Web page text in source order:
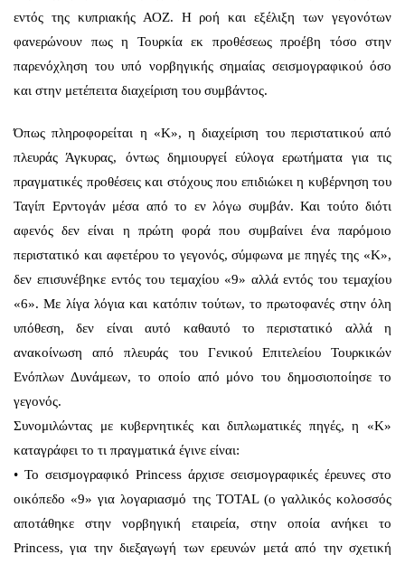
εντός της κυπριακής ΑΟΖ. Η ροή και εξέλιξη των γεγονότων
φανερώνουν πως η Τουρκία εκ προθέσεως προέβη τόσο στην
παρενόχληση του υπό νορβηγικής σημαίας σεισμογραφικού όσο
και στην μετέπειτα διαχείριση του συμβάντος.
Όπως πληροφορείται η «Κ», η διαχείριση του περιστατικού από
πλευράς Άγκυρας, όντως δημιουργεί εύλογα ερωτήματα για τις
πραγματικές προθέσεις και στόχους που επιδιώκει η κυβέρνηση του
Ταγίπ Ερντογάν μέσα από το εν λόγω συμβάν. Και τούτο διότι
αφενός δεν είναι η πρώτη φορά που συμβαίνει ένα παρόμοιο
περιστατικό και αφετέρου το γεγονός, σύμφωνα με πηγές της «Κ»,
δεν επισυνέβηκε εντός του τεμαχίου «9» αλλά εντός του τεμαχίου
«6». Με λίγα λόγια και κατόπιν τούτων, το πρωτοφανές στην όλη
υπόθεση, δεν είναι αυτό καθαυτό το περιστατικό αλλά η
ανακοίνωση από πλευράς του Γενικού Επιτελείου Τουρκικών
Ενόπλων Δυνάμεων, το οποίο από μόνο του δημοσιοποίησε το
γεγονός.
Συνομιλώντας με κυβερνητικές και διπλωματικές πηγές, η «Κ»
καταγράφει το τι πραγματικά έγινε είναι:
• Το σεισμογραφικό Princess άρχισε σεισμογραφικές έρευνες στο
οικόπεδο «9» για λογαριασμό της TOTAL (ο γαλλικός κολοσσός
αποτάθηκε στην νορβηγική εταιρεία, στην οποία ανήκει το
Princess, για την διεξαγωγή των ερευνών μετά από την σχετική